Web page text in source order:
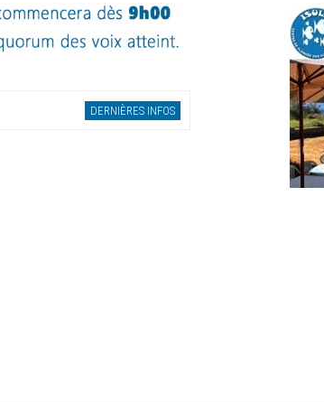
DERNIÈRES INFOS